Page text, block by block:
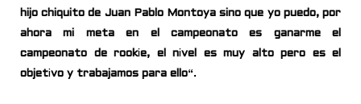
hijo chiquito de Juan Pablo Montoya sino que yo puedo, por
ahora mi meta en el campeonato es ganarme el
campeonato de rookie, el nivel es muy alto pero es el
objetivo y trabajamos para ello“.